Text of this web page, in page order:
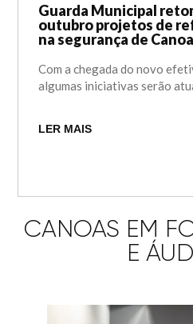
Guarda Municipal
outubro projetos de
na segurança de
Com a chegada do novo
algumas iniciativas serão
LER MAIS
CANOAS EM
E